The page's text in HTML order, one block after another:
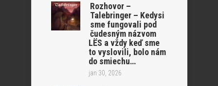
Rozhovor –
Talebringer – Kedysi
sme fungovali pod
čudesným názvom
LËS a vždy keď sme
to vyslovili, bolo nám
do smiechu…
jan 30, 2026